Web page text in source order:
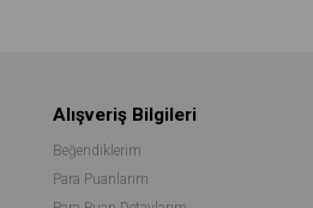
Alışveriş Bilgileri
Beğendiklerim
Para Puanlarım